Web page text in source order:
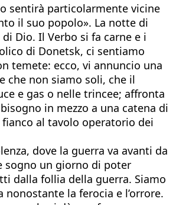
sentirà particolarmente vicine
il suo popolo». La notte di
Dio. Il Verbo si fa carne e i
di Donetsk, ci sentiamo
temete: ecco, vi annuncio una
che non siamo soli, che il
e gas o nelle trincee; affronta
in mezzo a una catena di
fianco al tavolo operatorio dei
dove la guerra va avanti da
sogno un giorno di poter
dalla follia della guerra. Siamo
la ferocia e l’orrore.